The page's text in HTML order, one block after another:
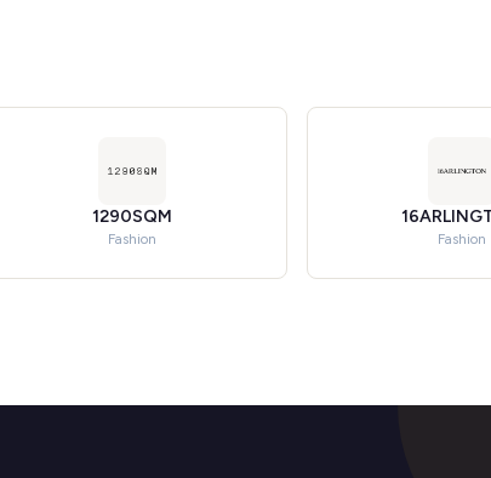
1290SQM
Fashion Fashion